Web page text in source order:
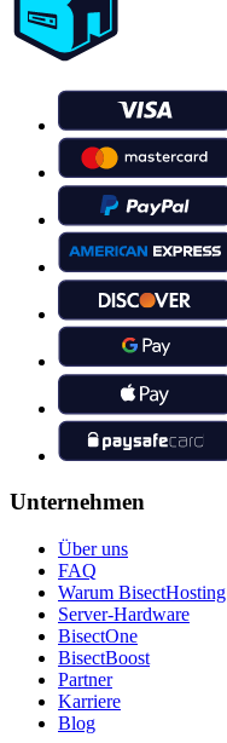
Unternehmen
Über uns
FAQ
Warum BisectHosting
Server-Hardware
BisectOne
BisectBoost
Partner
Karriere
Blog